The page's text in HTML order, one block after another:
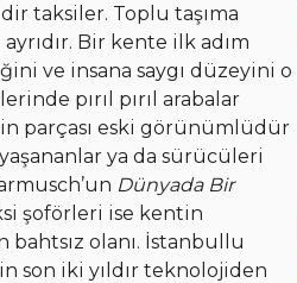
taksiler. Toplu taşıma
Bir kente ilk adım
ve insana saygı düzeyini o
pırıl pırıl arabalar
parçası eski görünümlüdür
ya da sürücüleri
Dünyada Bir
şoförleri ise kentin
olanı. İstanbullu
iki yıldır teknolojiden